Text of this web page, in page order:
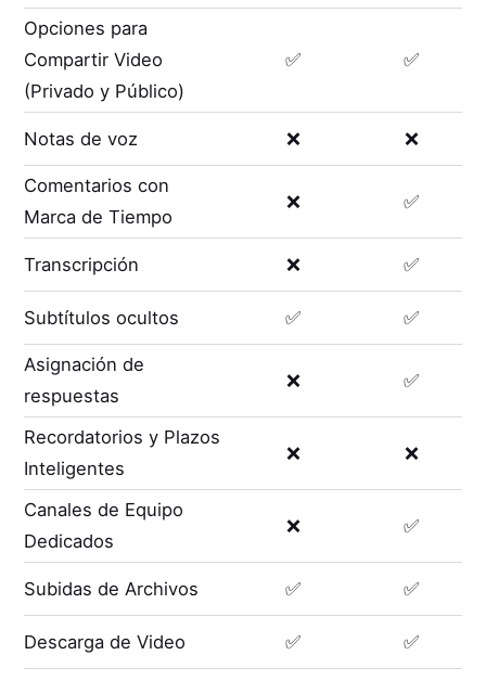
Opciones para
Compartir Video
(Privado y Público)
✅ ✅
Notas de voz ❌ ❌
Comentarios con
Marca de Tiempo
❌ ✅
Transcripción ❌ ✅
Subtítulos ocultos ✅ ✅
Asignación de
respuestas
❌ ✅
Recordatorios y Plazos
Inteligentes
❌ ❌
Canales de Equipo
Dedicados
❌ ✅
Subidas de Archivos ✅ ✅
Descarga de Video ✅ ✅